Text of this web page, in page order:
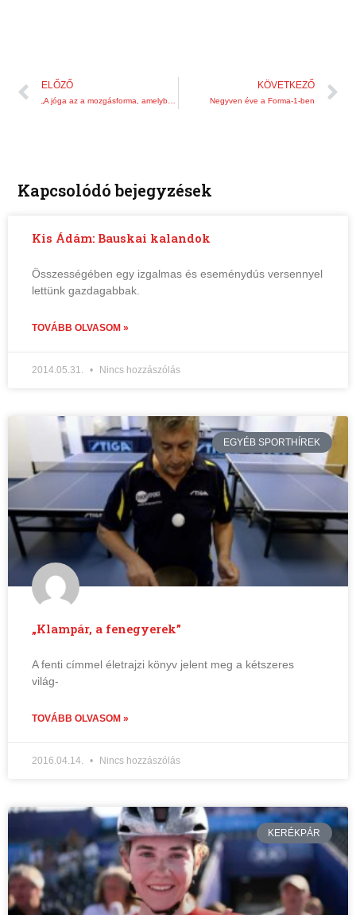
Előző
ELŐZŐ KÖVETKEZŐ
Negyven éve a Forma-1-ben
Kapcsolódó bejegyzések
Kis Ádám: Bauskai kalandok
Összességében egy izgalmas és eseménydús versennyel
lettünk gazdagabbak.
TOVÁBB OLVASOM »
2014.05.31. Nincs hozzászólás
EGYÉB SPORTHÍREK
„Klampár, a fenegyerek”
A fenti címmel életrajzi könyv jelent meg a kétszeres
világ-
TOVÁBB OLVASOM »
2016.04.14. Nincs hozzászólás
KERÉKPÁR